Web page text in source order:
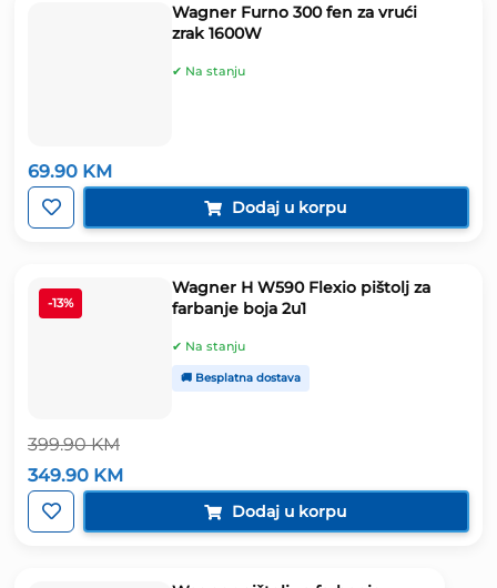
69.90 KM
Wagner Furno 300 fen za vrući
zrak 1600W
✔ Na stanju
Dodaj u korpu
-13%
399.90KM
Izvorna
cijena
bila
je:
349.90 KM
cijena
349.90 KM.
Wagner H W590 Flexio pištolj za
farbanje boja 2u1
✔ Na stanju
🚚 Besplatna dostava
Dodaj u korpu